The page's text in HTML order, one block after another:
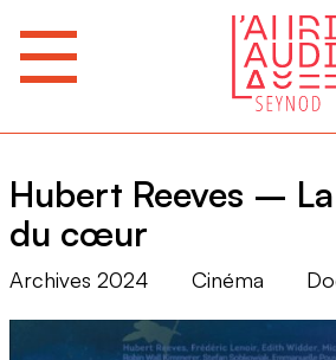
Hubert Reeves –
du cœur
Archives 2024 Cinéma